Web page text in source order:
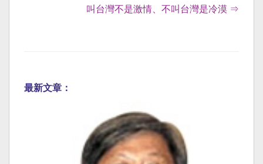
叫台灣不是激情、不叫台灣是冷漠 ⇒
最新文章：